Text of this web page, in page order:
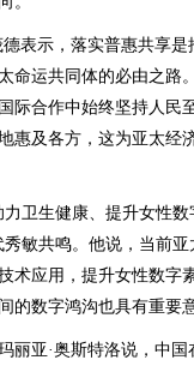
表示，落实普惠共享是
命运共同体的必由之路
际合作中始终坚持人民
惠及各方，这为亚太经
卫生健康、提升女性数
敏共鸣。他说，当前亚
术应用，提升女性数字
的数字鸿沟也具有重要意
亚·奥斯特洛说，中国